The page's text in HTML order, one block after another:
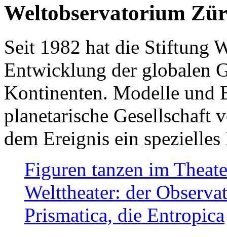
Weltobservatorium
Seit 1982 hat die Stiftung
Entwicklung der globalen
Kontinenten. Modelle und
planetarische Gesellschaft
dem Ereignis ein
Figuren tanzen im
Welttheater: der
Prismatica, die Entropica